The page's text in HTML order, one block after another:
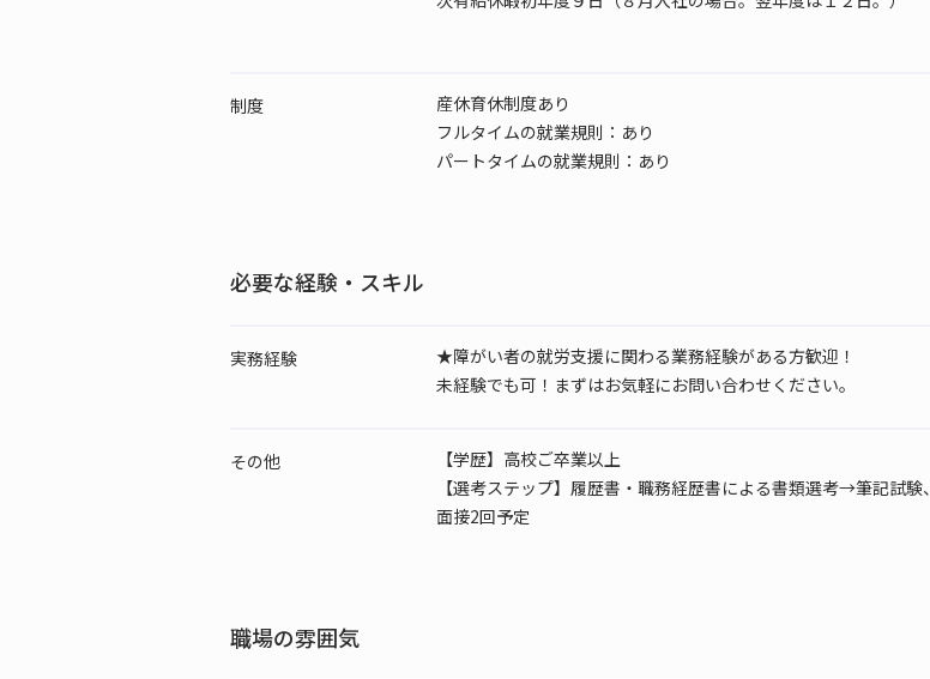
制度
産休育休制度あり
フルタイムの就業規則：あり
パートタイムの就業規則：あり
必要な経験・スキル
実務経験
★障がい者の就労支援に関わる業務経験がある方歓迎！
未経験でも可！まずはお気軽にお問い合わせください。
その他
【学歴】高校ご卒業以上
【選考ステップ】履歴書・職務経歴書による書類選考→筆記試験、
面接2回予定
職場の雰囲気